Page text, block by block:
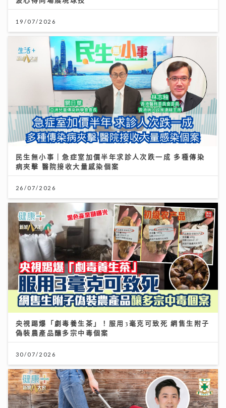
19/07/2026
民生無小事｜急症室加價半年求診人次跌一成 多種傳染
病夾擊 醫院接收大量感染個案
26/07/2026
央視踢爆「劇毒養生茶」！服用3毫克可致死 網售生附子
偽裝農產品釀多宗中毒個案
30/07/2026